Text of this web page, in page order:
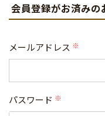
会員登録がお済みの
メールアドレス
(必
パスワード
(必